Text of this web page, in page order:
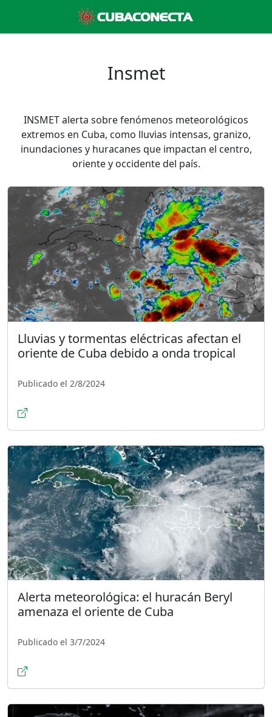
Insmet
INSMET alerta sobre fenómenos meteorológicos
extremos en Cuba, como lluvias intensas, granizo,
inundaciones y huracanes que impactan el centro,
oriente y occidente del país.
Lluvias y tormentas eléctricas afectan el
oriente de Cuba debido a onda tropical
Publicado el 2/8/2024
Alerta meteorológica: el huracán Beryl
amenaza el oriente de Cuba
Publicado el 3/7/2024